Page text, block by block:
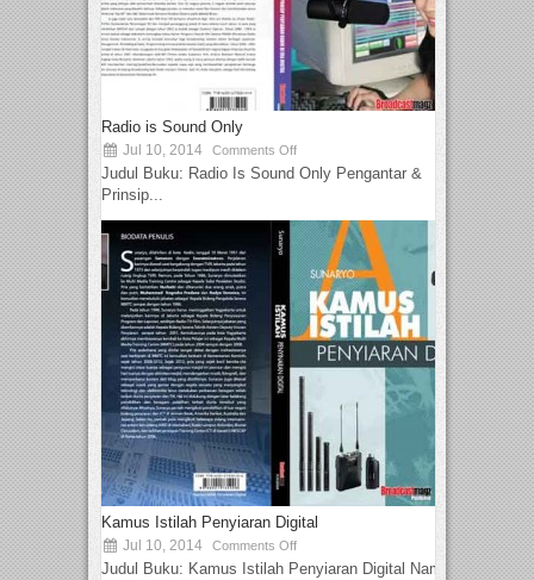
Radio is Sound Only
Jul 10, 2014 Comments Off
Judul Buku: Radio Is Sound Only Pengantar &
Prinsip...
Kamus Istilah Penyiaran Digital
Jul 10, 2014 Comments Off
Judul Buku: Kamus Istilah Penyiaran Digital Nama